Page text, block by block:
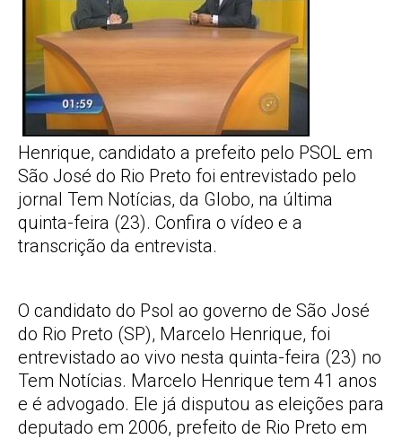
Henrique, candidato a prefeito pelo PSOL em
São José do Rio Preto foi entrevistado pelo
jornal Tem Notícias, da Globo, na última
quinta-feira (23). Confira o vídeo e a
transcrição da entrevista.
O candidato do Psol ao governo de São José
do Rio Preto (SP), Marcelo Henrique, foi
entrevistado ao vivo nesta quinta-feira (23) no
Tem Notícias. Marcelo Henrique tem 41 anos
e é advogado. Ele já disputou as eleições para
deputado em 2006, prefeito de Rio Preto em